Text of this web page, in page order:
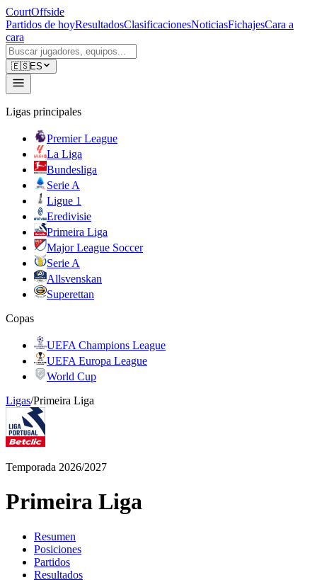
CourtOffside
Partidos de hoyResultadosClasificacionesNoticiasFichajesCara a
cara
🇪🇸ES
Ligas principales
Premier League
La Liga
Bundesliga
Serie A
Ligue 1
Eredivisie
Primeira Liga
Major League Soccer
Serie A
Allsvenskan
Superettan
Copas
UEFA Champions League
UEFA Europa League
World Cup
Ligas/Primeira Liga
Temporada 2026/2027
Primeira Liga
Resumen
Posiciones
Partidos
Resultados